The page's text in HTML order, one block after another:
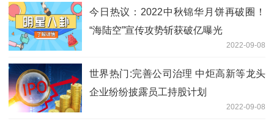
今日热议：2022中秋锦华月饼再破圈！
“海陆空”宣传攻势斩获破亿曝光
2022-09-08
世界热门:完善公司治理 中炬高新等龙头
企业纷纷披露员工持股计划
2022-09-08